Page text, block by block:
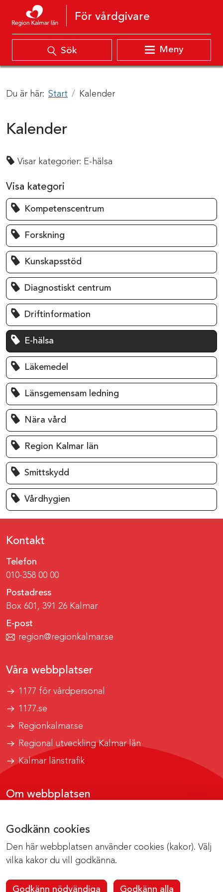
Godkänn cookies
Den här webbplatsen använder cookies (kakor). Välj
vilka kakor du vill godkänna.
Godkänn nödvändiga Godkänn alla
Hoppa till innehåll
För vårdgivare
Sök Meny
Du är här: Start Kalender
Kalender
Visar kategorier: E-hälsa
Visa kategori
Kompetenscentrum
Forskning
Kunskapsstöd
Diagnostiskt centrum
Driftinformation
E-hälsa
Läkemedel
Länsgemensam ledning
Nära vård
Region Kalmar län
Smittskydd
Vårdhygien
Kontakt
Telefon
010-358 00 00
Postadress
Box 601, 391 26 Kalmar
E-post
region@regionkalmar.se
Våra webbplatser
1177 för vårdpersonal
1177.se
Regionkalmar.se
Regional utveckling Kalmar län
Kalmar länstrafik
Om webbplatsen
Om cookies
Kontakta webbredaktionen